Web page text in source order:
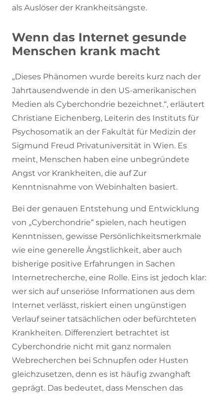
als Auslöser der Krankheitsängste.
Wenn das Internet gesunde
Menschen krank macht
„Dieses Phänomen wurde bereits kurz nach der
Jahrtausendwende in den US-amerikanischen
Medien als Cyberchondrie bezeichnet.“, erläutert
Christiane Eichenberg, Leiterin des Instituts für
Psychosomatik an der Fakultät für Medizin der
Sigmund Freud Privatuniversität in Wien. Es
meint, Menschen haben eine unbegründete
Angst vor Krankheiten, die auf Zur
Kenntnisnahme von Webinhalten basiert.
Bei der genauen Entstehung und Entwicklung
von „Cyberchondrie“ spielen, nach heutigen
Kenntnissen, gewisse Persönlichkeitsmerkmale
wie eine generelle Ängstlichkeit, aber auch
bisherige positive Erfahrungen in Sachen
Internetrecherche, eine Rolle. Eins ist jedoch klar:
wer sich auf unseriöse Informationen aus dem
Internet verlässt, riskiert einen ungünstigen
Verlauf seiner tatsächlichen oder befürchteten
Krankheiten. Differenziert betrachtet ist
Cyberchondrie nicht mit ganz normalen
Webrecherchen bei Schnupfen oder Husten
gleichzusetzen, denn es ist häufig zwanghaft
geprägt. Das bedeutet, dass Menschen das